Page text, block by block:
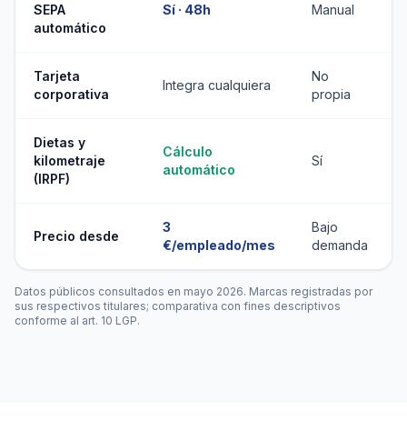
SEPA
automático
Sí · 48h Manual
Tarjeta
corporativa
Integra cualquiera
No
propia
Dietas y
kilometraje
(IRPF)
Cálculo
automático
Sí
Precio desde
3
€/empleado/mes
Bajo
demanda
Datos públicos consultados en mayo 2026. Marcas registradas por
sus respectivos titulares; comparativa con fines descriptivos
conforme al art. 10 LGP.